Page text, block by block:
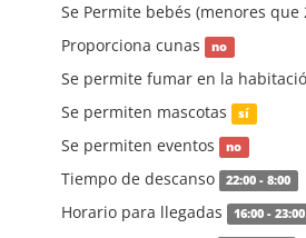
Se Permite bebés (menores que
Proporciona cunas no
Se permite fumar en la
Se permiten mascotas sí
Se permiten eventos no
Tiempo de descanso 22:00 - 8:00
Horario para llegadas 16:00 - 23:00